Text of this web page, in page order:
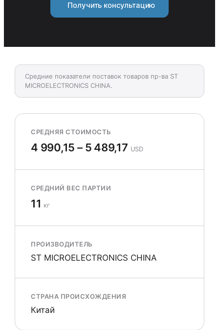
Получить консультацию
Средние показатели поставок товаров пр-ва ST
MICROELECTRONICS CHINA.
СРЕДНЯЯ СТОИМОСТЬ
4 990,15 – 5 489,17 USD
СРЕДНИЙ ВЕС ПАРТИИ
11 кг
ПРОИЗВОДИТЕЛЬ
ST MICROELECTRONICS CHINA
СТРАНА ПРОИСХОЖДЕНИЯ
Китай